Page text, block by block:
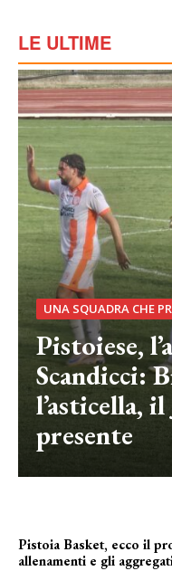
LE ULTIME
UNA SQUADRA CHE
Pistoiese,
Scandicci:
l’asticella,
presente
Pistoia Basket, ecco il
allenamenti e gli